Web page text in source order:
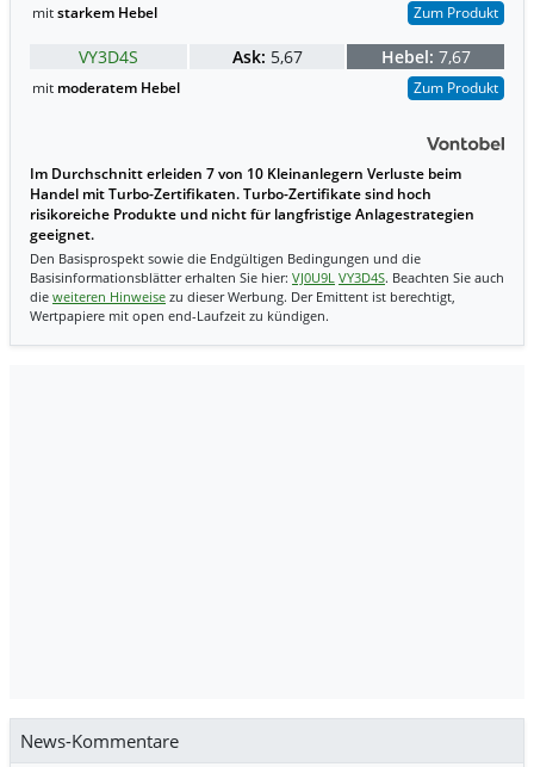
mitstarkem Hebel Zum Produkt
VY3D4S Ask: 5,67 Hebel: 7,67
mit moderatem Hebel Zum Produkt
Im Durchschnitt erleiden 7 von 10 Kleinanlegern Verluste beim
Handel mit Turbo-Zertifikaten. Turbo-Zertifikate sind hoch
risikoreiche Produkte und nicht für langfristige Anlagestrategien
geeignet.
Den Basisprospekt sowie die Endgültigen Bedingungen und die
Basisinformationsblätter erhalten Sie hier: VJ0U9L VY3D4S. Beachten Sie auch
die weiteren Hinweise zu dieser Werbung. Der Emittent ist berechtigt,
Wertpapiere mit open end-Laufzeit zu kündigen.
News-Kommentare